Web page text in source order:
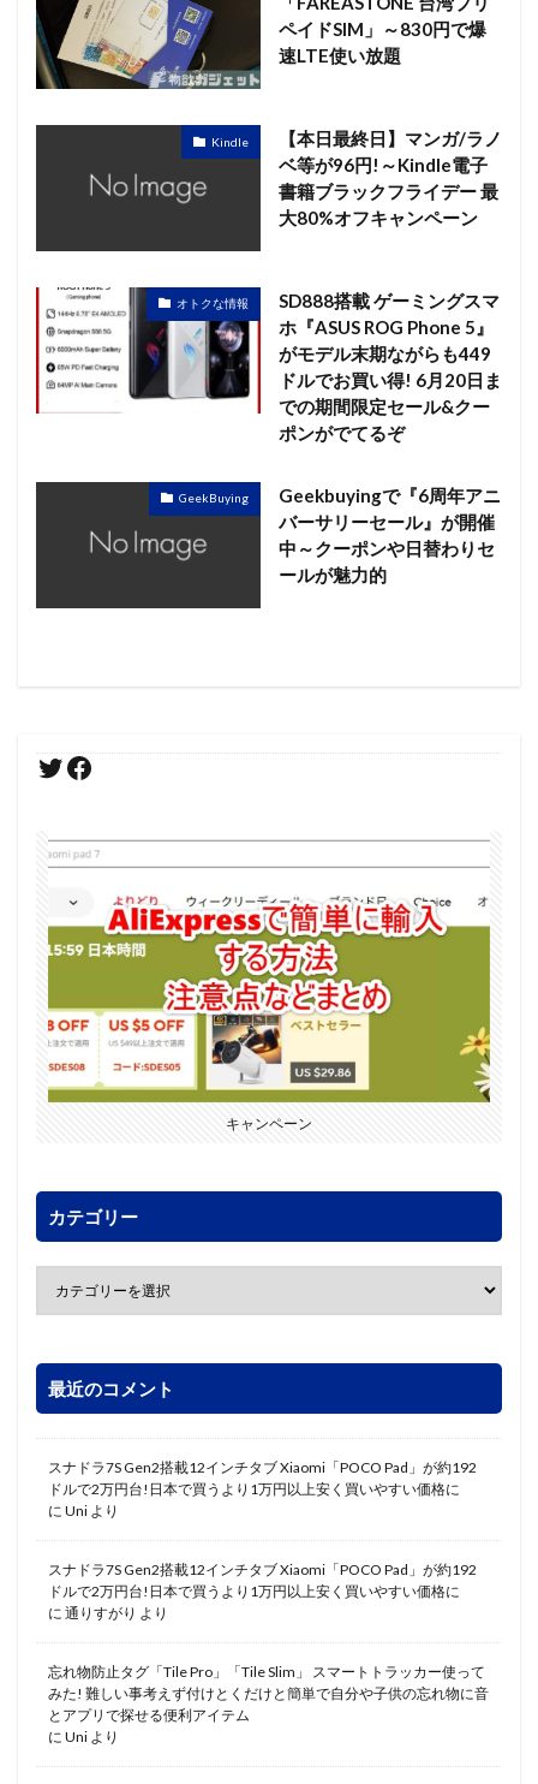
ペイドSIM」～830円で爆
速LTE使い放題
Kindle
【本日最終日】マンガ/ラノ
ベ等が96円!～Kindle電子
書籍ブラックフライデー 最
大80%オフキャンペーン
オトクな情報
SD888搭載 ゲーミングスマ
ホ『ASUS ROG Phone 5』
がモデル末期ながらも449
ドルでお買い得! 6月20日ま
での期間限定セール&クー
ポンがでてるぞ
GeekBuying
Geekbuyingで『6周年アニ
バーサリーセール』が開催
中～クーポンや日替わりセ
ールが魅力的
キャンペーン
カテゴリー
最近のコメント
スナドラ7S Gen2搭載12インチタブ Xiaomi「POCO Pad」が約192
ドルで2万円台!日本で買うより1万円以上安く買いやすい価格に
に Uni より
スナドラ7S Gen2搭載12インチタブ Xiaomi「POCO Pad」が約192
ドルで2万円台!日本で買うより1万円以上安く買いやすい価格に
に 通りすがり より
忘れ物防止タグ「Tile Pro」「Tile Slim」 スマートトラッカー使って
みた! 難しい事考えず付けとくだけと簡単で自分や子供の忘れ物に音
とアプリで探せる便利アイテム
に Uni より